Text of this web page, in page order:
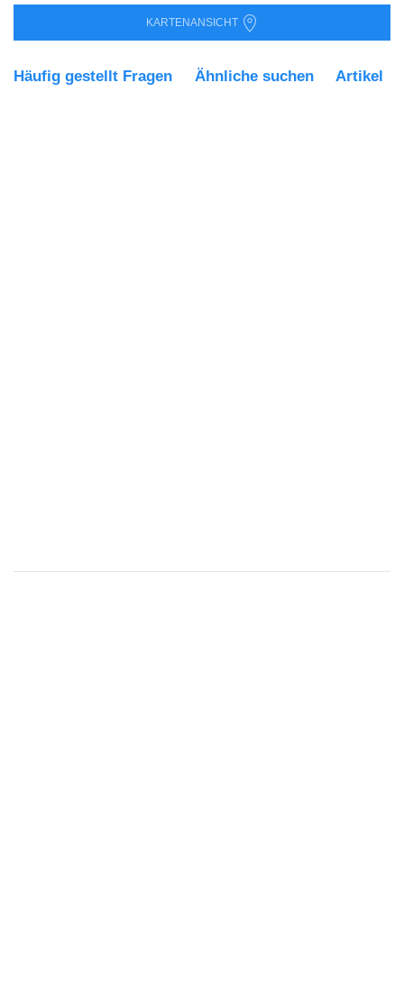
KARTENANSICHT
Häufig gestellt Fragen Ähnliche suchen Artikel